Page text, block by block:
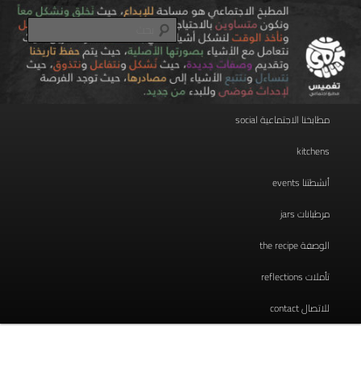
المحتوى
الأساسيtaghmees تغميس
مطبخ اجتماعي
بحث
مطابخنا الاجتماعية social
kitchens
أنشطتنا events
مرطبانات jars
الوصفة the recipe
تأملات reflections
للاتصال contact